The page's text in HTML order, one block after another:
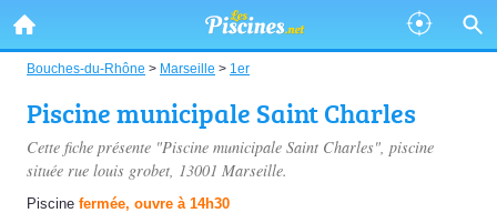
Bouches-du-Rhône > Marseille > 1er
Piscine municipale Saint Charles
Cette fiche présente "Piscine municipale Saint Charles", piscine
située rue louis grobet, 13001 Marseille.
Piscine fermée, ouvre à 14h30